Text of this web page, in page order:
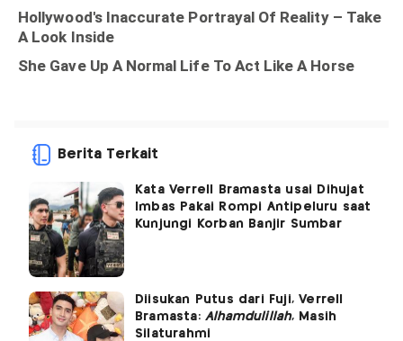
Berita Terkait
Kata Verrell Bramasta usai Dihujat
Imbas Pakai Rompi Antipeluru saat
Kunjungi Korban Banjir Sumbar
Diisukan Putus dari Fuji, Verrell
Bramasta: Alhamdulillah, Masih
Silaturahmi